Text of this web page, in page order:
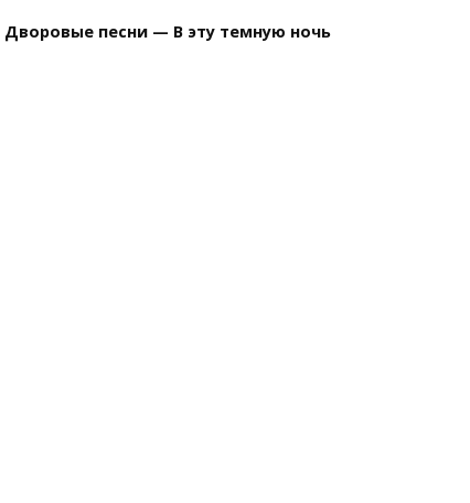
Дворовые песни — В эту темную ночь